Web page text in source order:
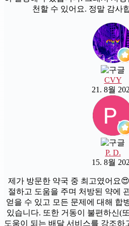
천할 수 있어요. 정말 감사
CVY
21. 8월
P. D.
15. 8월
제가 방문한 약국 중 최고였어요
절하고 도움을 주며 처방된 약에
얻을 수 있고 모든 문제에 대해 합
있습니다. 또한 거동이 불편하신(
도움이 되는 배달 서비스를 강조하